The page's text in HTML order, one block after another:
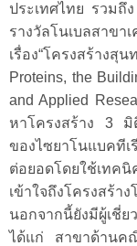
ประเทศไทย รวมถึ
รางวัลโนเบลสาขาเ
เรื่อง“โครงสร้างสุ
Proteins, the
and Applied
หาโครงสร้าง 3 มิ
ของไซยาโนแบคทีเ
ต่อยอดโดยใช้เทคนิ
เข้าใจถึงโครงสร้า
นอกจากนี้ยังมีผู้เชี่
ได้แก่ สาขาด้าน